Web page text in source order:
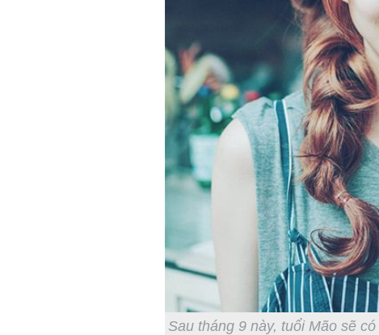
Sau tháng 9 này, tuổi Mão sẽ